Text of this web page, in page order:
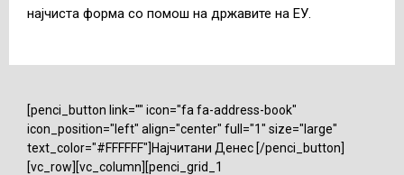
најчиста форма со помош на државите на ЕУ.
[penci_button link="" icon="fa fa-address-book"
icon_position="left" align="center" full="1" size="large"
text_color="#FFFFFF"]Најчитани Денес [/penci_button]
[vc_row][vc_column][penci_grid_1